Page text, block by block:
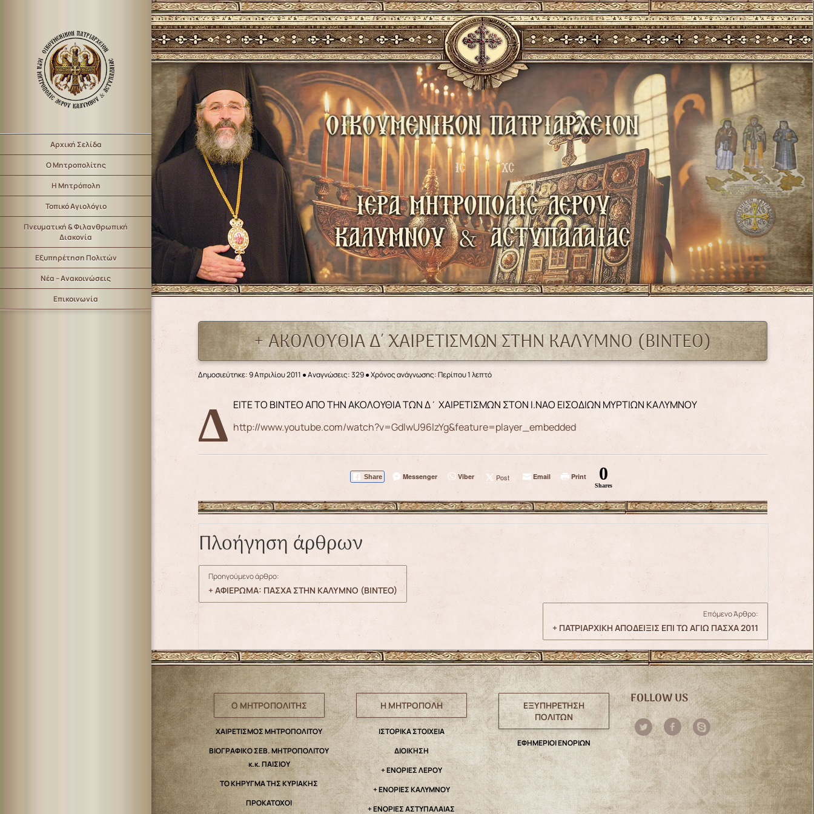
Αρχική Σελίδα
Ο Μητροπολίτης
Η Μητρόπολη
Τοπικό Αγιολόγιο
Πνευματική & Φιλανθρωπική
Διακονία
Εξυπηρέτηση Πολιτών
Νέα – Ανακοινώσεις
Επικοινωνία
+ ΑΚΟΛΟΥΘΙΑ Δ΄ ΧΑΙΡΕΤΙΣΜΩΝ ΣΤΗΝ ΚΑΛΥΜΝΟ (ΒΙΝΤΕΟ)
Δημοσιεύτηκε: 9 Απριλίου 2011 ●Αναγνώσεις: 329● Χρόνος ανάγνωσης: Περίπου 1 λεπτό
ΔΕΙΤΕ ΤΟ ΒΙΝΤΕΟ ΑΠΟ ΤΗΝ ΑΚΟΛΟΥΘΙΑ ΤΩΝ Δ΄ ΧΑΙΡΕΤΙΣΜΩΝ ΣΤΟΝ Ι.ΝΑΟ ΕΙΣΟΔΙΩΝ ΜΥΡΤΙΩΝ ΚΑΛΥΜΝΟΥ
http://www.youtube.com/watch?v=GdlwU96lzYg&feature=player_embedded
Share Messenger Viber Post Email Print 0
Shares
Πλοήγηση άρθρων
Προηγούμενο άρθρο:
+ ΑΦΙΕΡΩΜΑ: ΠΑΣΧΑ ΣΤΗΝ ΚΑΛΥΜΝΟ (ΒΙΝΤΕΟ)
Επόμενο Άρθρο:
+ ΠΑΤΡΙΑΡΧΙΚΗ ΑΠΟΔΕΙΞΙΣ ΕΠΙ ΤΩ ΑΓΙΩ ΠΑΣΧΑ 2011
Ο ΜΗΤΡΟΠΟΛΙΤΗΣ
ΧΑΙΡΕΤΙΣΜΟΣ ΜΗΤΡΟΠΟΛΙΤΟΥ
ΒΙΟΓΡΑΦΙΚΟ ΣΕΒ. ΜΗΤΡΟΠΟΛΙΤΟΥ
κ.κ. ΠΑΙΣΙΟΥ
ΤΟ ΚΗΡΥΓΜΑ ΤΗΣ ΚΥΡΙΑΚΗΣ
ΠΡΟΚΑΤΟΧΟΙ
Η ΜΗΤΡΟΠΟΛΗ
IΣΤΟΡΙΚΑ ΣΤΟΙΧΕΙΑ
ΔΙΟΙΚΗΣΗ
+ ΕΝΟΡΙΕΣ ΛΕΡΟΥ
+ ΕΝΟΡΙΕΣ ΚΑΛΥΜΝΟΥ
+ ΕΝΟΡΙΕΣ ΑΣΤΥΠΑΛΑΙΑΣ
ΕΞΥΠΗΡΕΤΗΣΗ
ΠΟΛΙΤΩΝ
ΕΦΗΜΕΡΙΟΙ ΕΝΟΡΙΩΝ
FOLLOW US